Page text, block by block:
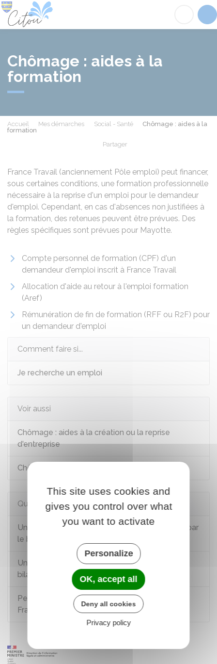
Chômage : aides à la
formation
Accueil Mes démarches Social - Santé
Chômage : aides à la
formation
Partager
France Travail (anciennement Pôle emploi) peut financer,
sous certaines conditions, une formation professionnelle
nécessaire à la reprise d'un emploi pour le demandeur
d'emploi. Cependant, en cas d'absences non justifiées à
la formation, des retenues peuvent être prévues. Des
règles spécifiques sont prévues pour Mayotte.
Compte personnel de formation (CPF) d'un
demandeur d'emploi inscrit à France Travail
Allocation d'aide au retour à l'emploi formation
(Aref)
Rémunération de fin de formation (RFF ou R2F) pour
un demandeur d'emploi
Comment faire si...
Je recherche un emploi
Voir aussi
Chômage : aides à la création ou la reprise
d'entreprise
Chômage : aides à la reprise d'activité
Questions ? Réponses !
Un chômeur peut-il bénéficier d'une formation par
le biais de France Travail ?
Un demandeur d'emploi peut-il bénéficier d'un
bilan de compétences ?
Peut-on être rémunéré pendant sa formation à
France Travail (anciennement Pôle emploi) ?
This site uses cookies and
gives you control over what
you want to activate
Personalize
OK, accept all
Deny all cookies
Privacy policy